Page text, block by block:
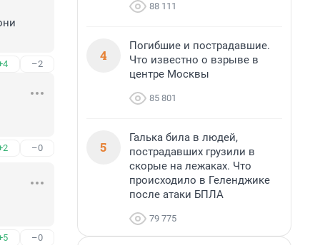
–2
–0
–0
88 111
4
Погибшие и пострадавшие.
Что известно о взрыве в
центре Москвы
85 801
5
Галька била в людей,
пострадавших грузили в
скорые на лежаках. Что
происходило в Геленджике
после атаки БПЛА
79 775